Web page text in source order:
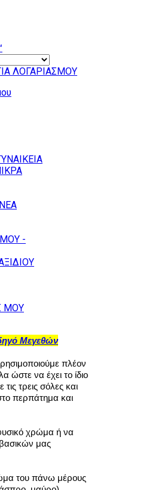
ΛΟΓΑΡΙΑΣΜΟΥ
-
ΜΟΥ
Μεγεθών
πλέον
ώστε να έχει το ίδιο
τρεις σόλες και
περπάτημα και
χρώμα ή να
μας
του πάνω μέρους